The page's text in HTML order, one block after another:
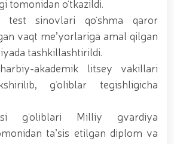
manzillarida tezkor tadbirlar
– Xalqaro xotin qizlar kuni”
Milliy gvardiya tizimida faoliyat
ayollar uchun tantanali bayram
// Moliyaviy shaffoflik va
ta’minlash bo‘yicha o‘quv
Ajdodlar merosi – milliy gʻurur va
manbai // General-polkovnik
“Temurbeklar maktabi”
litseyi faoliyati bilan yaqindan
qo‘mondoni, general-
Sirdaryo va Jizzax viloyatida
tomonidan oʻtkazildi.
test sinovlari qoʻshma qaror
vaqt meʼyorlariga amal qilgan
tashkillashtirildi.
akademik litsey vakillari
gʻoliblar tegishligicha
gʻoliblari Milliy gvardiya
taʼsis etilgan diplom va